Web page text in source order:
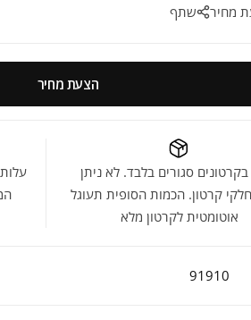
מחיר שתף
הצעת מחיר
סגורים בלבד. לא ניתן
חלקי קרטון. הכמות הסופית תעוגל
אוטומטית לקרטון מלא
91910